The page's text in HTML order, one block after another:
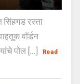
रस्ता
वॉर्डन
पोल [...]
Read